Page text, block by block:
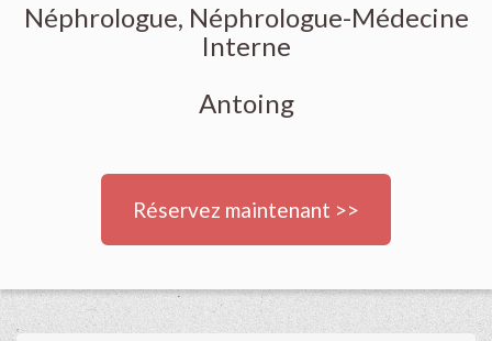
Néphrologue, Néphrologue-Médecine
Interne
Antoing
Réservez maintenant >>